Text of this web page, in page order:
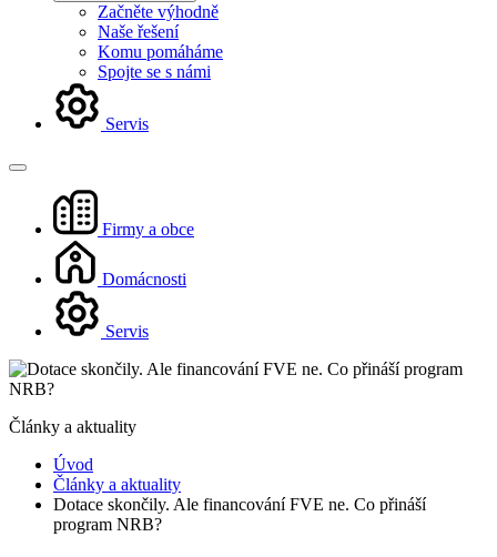
Začněte výhodně
Naše řešení
Komu pomáháme
Spojte se s námi
Servis
Firmy a obce
Domácnosti
Servis
Články a aktuality
Úvod
Články a aktuality
Dotace skončily. Ale financování FVE ne. Co přináší
program NRB?